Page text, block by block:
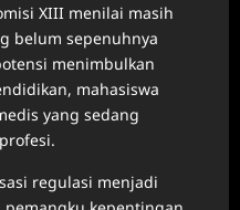
XIII menilai masih
belum sepenuhnya
menimbulkan
mahasiswa
yang sedang
regulasi menjadi